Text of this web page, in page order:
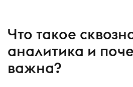
Что такое
аналитика и
важна?